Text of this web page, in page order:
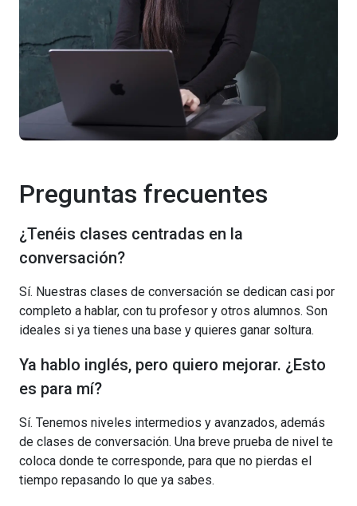
Preguntas frecuentes
¿Tenéis clases centradas en la
conversación?
Sí. Nuestras clases de conversación se dedican casi por
completo a hablar, con tu profesor y otros alumnos. Son
ideales si ya tienes una base y quieres ganar soltura.
Ya hablo inglés, pero quiero mejorar. ¿Esto
es para mí?
Sí. Tenemos niveles intermedios y avanzados, además
de clases de conversación. Una breve prueba de nivel te
coloca donde te corresponde, para que no pierdas el
tiempo repasando lo que ya sabes.